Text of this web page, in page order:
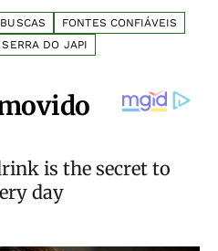
BUSCAS
FONTES CONFIÁVEIS
SERRA DO JAPI